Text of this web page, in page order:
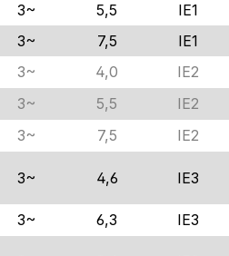
3~ 5,5 IE1
3~ 7,5 IE1
3~ 4,0 IE2
3~ 5,5 IE2
3~ 7,5 IE2
3~ 4,6 IE3
3~ 6,3 IE3